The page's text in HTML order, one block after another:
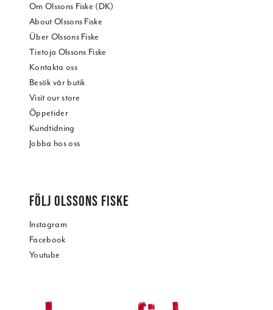
Om Olssons Fiske (DK)
About Olssons Fiske
Über Olssons Fiske
Tietoja Olssons Fiske
Kontakta oss
Besök vår butik
Visit our store
Öppetider
Kundtidning
Jobba hos oss
FÖLJ OLSSONS FISKE
Instagram
Facebook
Youtube